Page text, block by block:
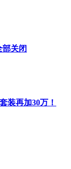
部关闭
装再加30万！